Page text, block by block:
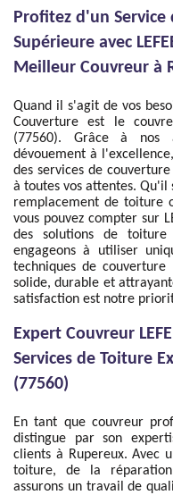
Profitez d'un
Supérieure avec
Meilleur Couvreur à
Quand il s'agit de vos
Couverture est le
(77560). Grâce à nos
dévouement à
des services de
à toutes vos attentes.
remplacement de toiture
vous pouvez compter sur
des solutions de toiture
engageons à utiliser
techniques de
solide, durable et
satisfaction est notre
Expert Couvreur
Services de Toiture
(77560)
En tant que couvreur
distingue par son
clients à Rupereux. Avec
toiture, de la
assurons un travail de